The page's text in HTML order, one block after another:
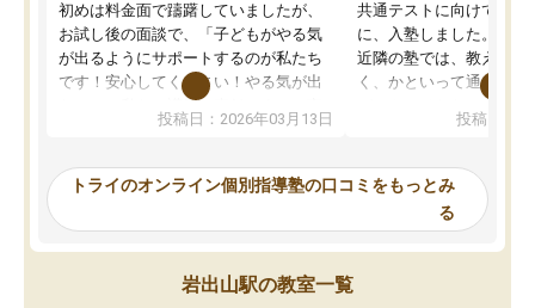
初めは料金面で躊躇していましたが、
お試し後の面談で、「子どもがやる気
が出るようにサポートするのが私たち
です！安心してください！やる気が出
ないのは私たち講師の責任です」と言
ってくださり、確かに！と考えて、思
ったんですが、学生の先生から学ぶこ
み、徐々に成績が上がったらいいなと
思っていました。何が今足りないのか
を的確に指導いただき、子どももびっ
くりするほど楽しんでやる気を持って
投稿日：2026年03月13日
共通テストに向けての追
に、入塾しました。田舎
近隣の塾では、教えても
く、かといって通うには
可能なので本当に助か
らないところをピンポイ
頂いて、とてもわかり
していました。一生を
スト、多少お金がかかっ
投稿日：
トライのオンライン個別指導塾の口コミをもっとみ
る
岩出山駅の教室一覧